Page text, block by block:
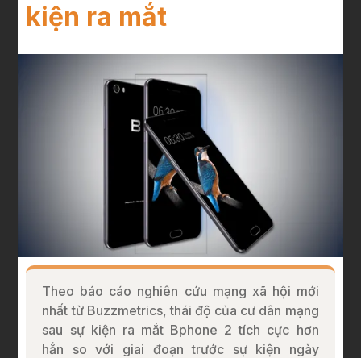
kiện ra mắt
Theo báo cáo nghiên cứu mạng xã hội mới
nhất từ Buzzmetrics, thái độ của cư dân mạng
sau sự kiện ra mắt Bphone 2 tích cực hơn
hẳn so với giai đoạn trước sự kiện ngày